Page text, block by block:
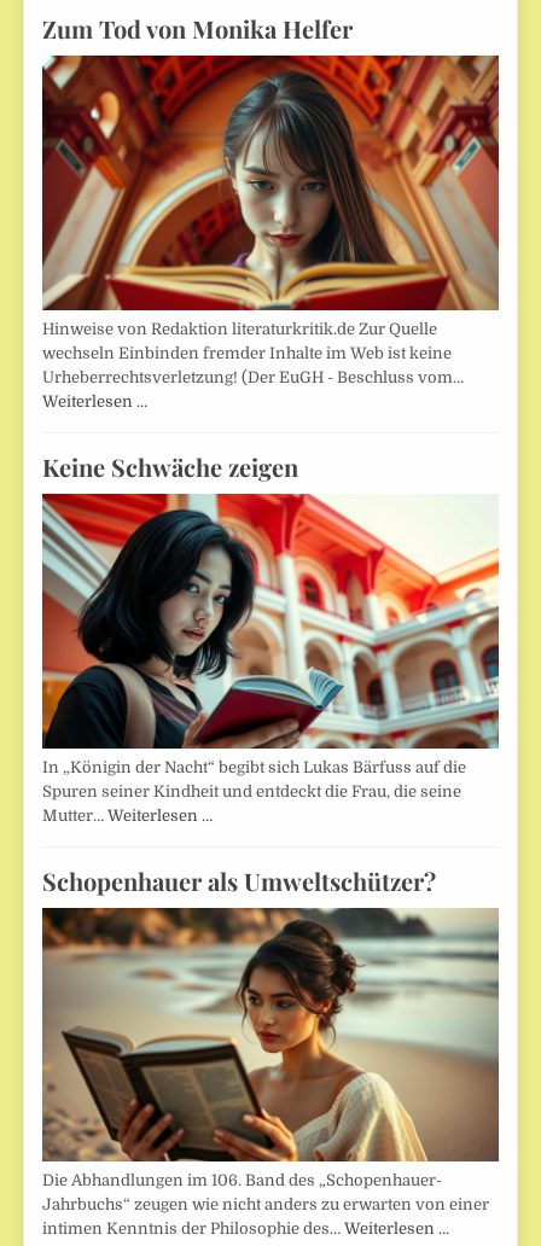
Zum Tod von Monika Helfer
Hinweise von Redaktion literaturkritik.de Zur Quelle
wechseln Einbinden fremder Inhalte im Web ist keine
Urheberrechtsverletzung! (Der EuGH - Beschluss vom…
Weiterlesen …
Keine Schwäche zeigen
In „Königin der Nacht“ begibt sich Lukas Bärfuss auf die
Spuren seiner Kindheit und entdeckt die Frau, die seine
Mutter…Weiterlesen …
Schopenhauer als Umweltschützer?
Die Abhandlungen im 106. Band des „Schopenhauer-
Jahrbuchs“ zeugen wie nicht anders zu erwarten von einer
intimen Kenntnis der Philosophie des…Weiterlesen …